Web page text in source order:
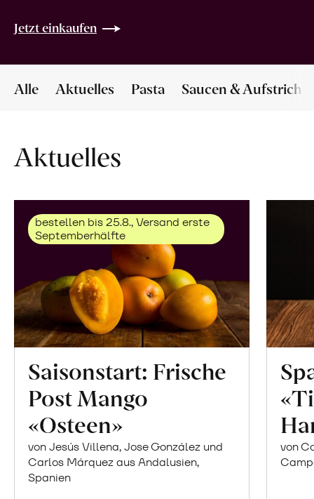
Jetzt einkaufen
Alle Aktuelles Pasta Saucen & Aufstriche
Aktuelles
bestellen bis 25.8., Versand erste
Septemberhälfte
Saisonstart: Frische
Post Mango
«Osteen»
von Jesús Villena, Jose González und
Carlos Márquez aus Andalusien,
Spanien
von